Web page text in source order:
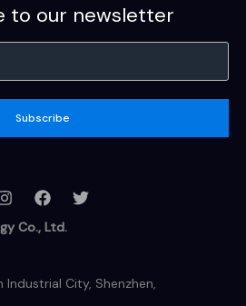
to our newsletter
Subscribe
Co., Ltd.
Industrial City, Shenzhen,